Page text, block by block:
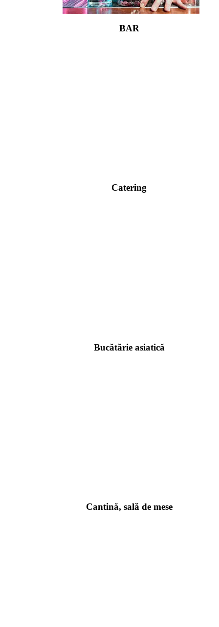
BAR
Catering
Bucătărie asiatică
Cantină, sală de mese